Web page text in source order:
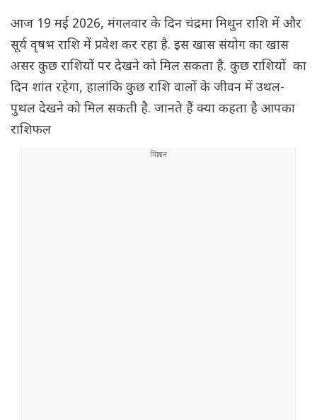
आज 19 मई 2026, मंगलवार के दिन चंद्रमा मिथुन राशि में और
सूर्य वृषभ राशि में प्रवेश कर रहा है. इस खास संयोग का खास
असर कुछ राशियों पर देखने को मिल सकता है. कुछ राशियों का
दिन शांत रहेगा, हालांकि कुछ राशि वालों के जीवन में उथल-
पुथल देखने को मिल सकती है. जानते हैं क्या कहता है आपका
राशिफल